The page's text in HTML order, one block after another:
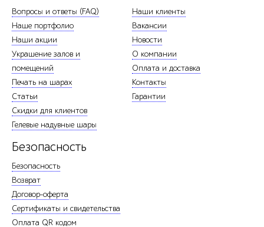
Вопросы и ответы (FAQ)
Наше портфолио
Наши акции
Украшение залов и
помещений
Печать на шарах
Статьи
Скидки для клиентов
Гелевые надувные шары
Наши клиенты
Вакансии
Новости
О компании
Оплата и доставка
Контакты
Гарантии
Безопасность
Безопасность
Возврат
Договор-оферта
Сертификаты и свидетельства
Оплата QR кодом